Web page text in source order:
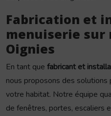
Fabrication et
menuiserie sur
Oignies
En tant que fabricant et
nous proposons des
votre habitat. Notre équipe
de fenêtres, portes, escaliers